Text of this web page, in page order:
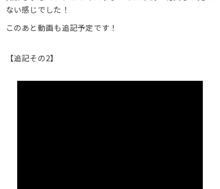
ない感じでした！
このあと動画も追記予定です！
【追記その2】